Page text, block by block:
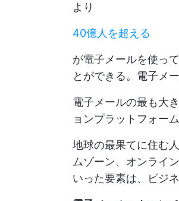
より
40億人を超える
が電子メールを使っ
とができる。電子メ
電子メールの最も大
ョンプラットフォー
地球の最果てに住む
ムゾーン、オンライ
いった要素は、ビジ